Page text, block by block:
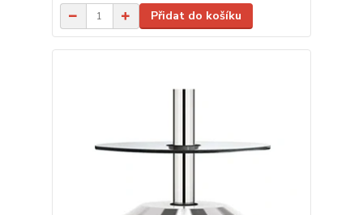
Přidat do košíku